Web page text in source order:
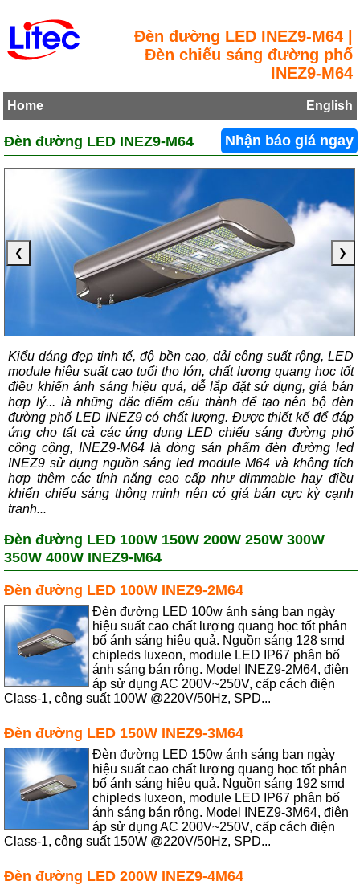
Đèn đường LED INEZ9-M64 |
Đèn chiếu sáng đường phố
INEZ9-M64
Home English
Nhận báo giá ngay
Đèn đường LED INEZ9-M64
❮ ❯
Kiểu dáng đẹp tinh tế, độ bền cao, dải công suất rộng, LED
module hiệu suất cao tuổi thọ lớn, chất lượng quang học tốt
điều khiển ánh sáng hiệu quả, dễ lắp đặt sử dụng, giá bán
hợp lý... là những đặc điểm cấu thành để tạo nên bộ đèn
đường phố LED INEZ9 có chất lượng. Được thiết kế để đáp
ứng cho tất cả các ứng dụng LED chiếu sáng đường phố
công cộng, INEZ9-M64 là dòng sản phẩm đèn đường led
INEZ9 sử dụng nguồn sáng led module M64 và không tích
hợp thêm các tính năng cao cấp như dimmable hay điều
khiển chiếu sáng thông minh nên có giá bán cực kỳ cạnh
tranh...
Đèn đường LED 100W 150W 200W 250W 300W
350W 400W INEZ9-M64
Đèn đường LED 100W INEZ9-2M64
Đèn đường LED 100w ánh sáng ban ngày
hiệu suất cao chất lượng quang học tốt phân
bố ánh sáng hiệu quả. Nguồn sáng 128 smd
chipleds luxeon, module LED IP67 phân bố
ánh sáng bán rộng. Model INEZ9-2M64, điện
áp sử dụng AC 200V~250V, cấp cách điện
Class-1, công suất 100W @220V/50Hz, SPD...
Đèn đường LED 150W INEZ9-3M64
Đèn đường LED 150w ánh sáng ban ngày
hiệu suất cao chất lượng quang học tốt phân
bố ánh sáng hiệu quả. Nguồn sáng 192 smd
chipleds luxeon, module LED IP67 phân bố
ánh sáng bán rộng. Model INEZ9-3M64, điện
áp sử dụng AC 200V~250V, cấp cách điện
Class-1, công suất 150W @220V/50Hz, SPD...
Đèn đường LED 200W INEZ9-4M64